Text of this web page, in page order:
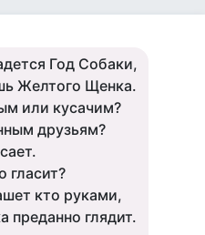
Год Собаки,
Желтого Щенка.
или кусачим?
друзьям?
гласит?
кто руками,
преданно глядит.